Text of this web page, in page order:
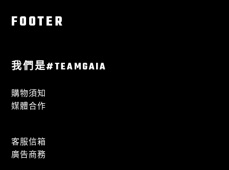
FOOTER
我們是#TEAMGAIA
購物須知
媒體合作
客服信箱
廣告商務